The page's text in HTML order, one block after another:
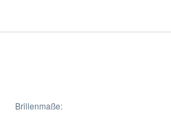
Brillenmaße: